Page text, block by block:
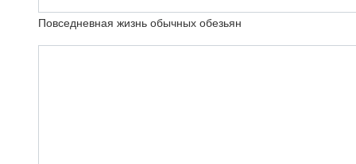
Повседневная жизнь обычных обезьян